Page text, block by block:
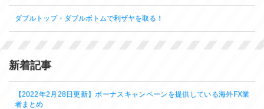
ダブルトップ・ダブルボトムで利ザヤを取る！
新着記事
【2022年2月28日更新】ボーナスキャンペーンを提供している海外FX業
者まとめ